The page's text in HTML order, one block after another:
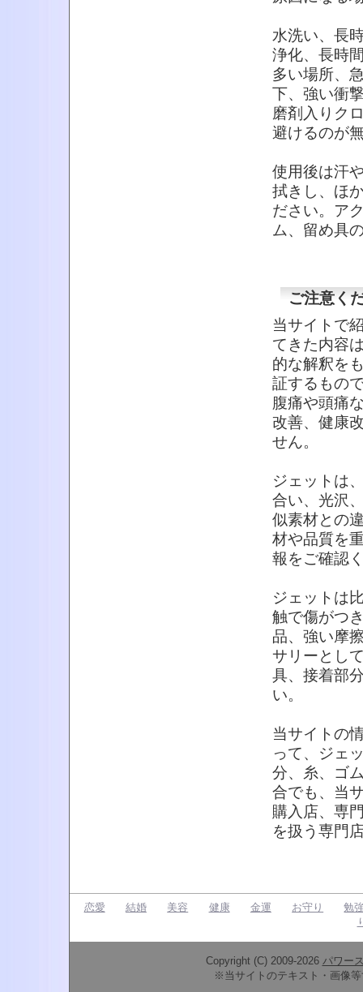
水洗い、長
浄化、長時
多い場所、
下、強い衝
磨剤入りク
避けるのが
使用後は汗
拭きし、ほ
ださい。ア
ム、留め具
ご注意く
当サイトで
てきた内容
的な解釈を
証するもの
腹痛や頭痛
改善、健康
せん。
ジェットは
合い、光沢
似素材との
材や品質を
報をご確認
ジェットは
触で傷がつ
品、強い摩
サリーとし
具、接着部
い。
当サイトの
って、ジェ
分、糸、ゴ
合でも、当
購入店、専
を扱う専門
恋愛 結婚 美容 健康 金運 お守り
勉
Copyright (C) 2009-2026 パワー
※当サイトのテキスト・画像